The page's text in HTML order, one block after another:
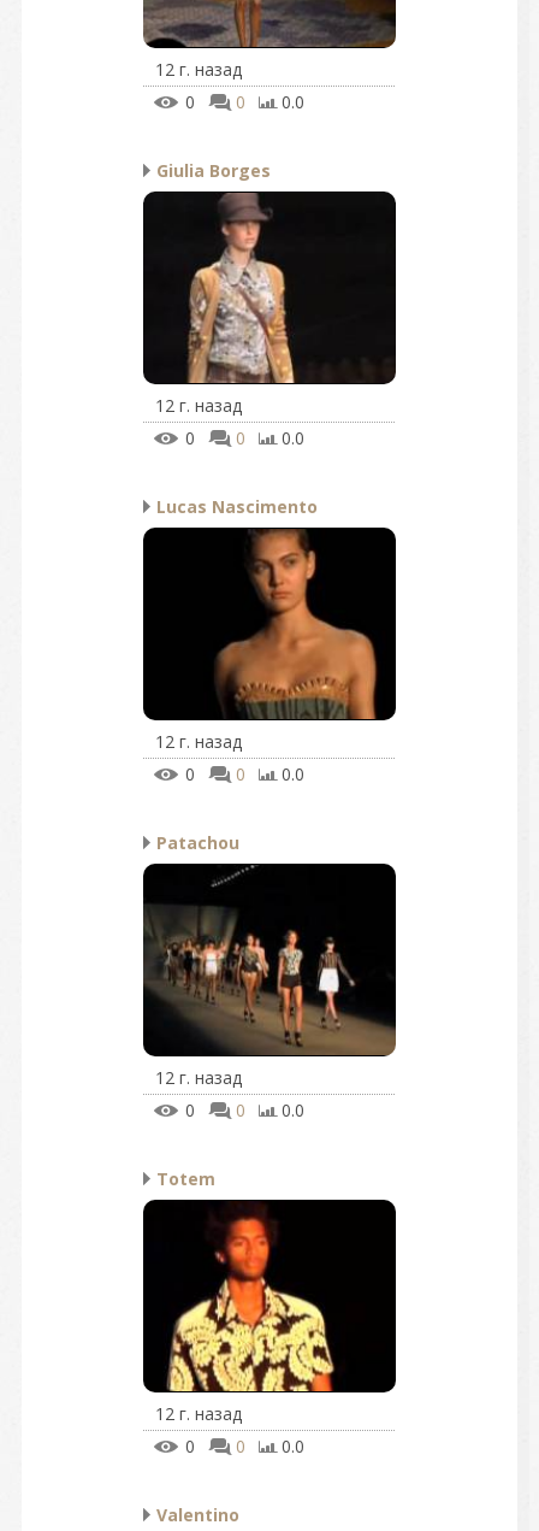
12 г. назад
0
0 0.0
Giulia Borges
12 г. назад
0
0 0.0
Lucas Nascimento
12 г. назад
0
0 0.0
Patachou
12 г. назад
0
0 0.0
Totem
12 г. назад
0
0 0.0
Valentino